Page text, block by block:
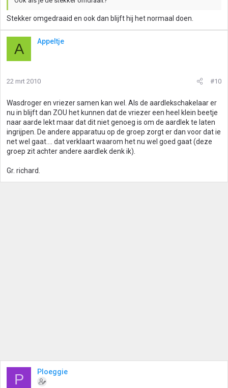
Stekker omgedraaid en ook dan blijft hij het normaal doen.
A Appeltje
22 mrt 2010 #10
Wasdroger en vriezer samen kan wel. Als de aardlekschakelaar er
nu in blijft dan ZOU het kunnen dat de vriezer een heel klein beetje
naar aarde lekt maar dat dit niet genoeg is om de aardlek te laten
ingrijpen. De andere apparatuu op de groep zorgt er dan voor dat ie
net wel gaat.... dat verklaart waarom het nu wel goed gaat (deze
groep zit achter andere aardlek denk ik).
Gr. richard.
P Ploeggie